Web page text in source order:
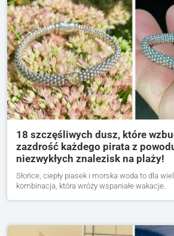
18 szczęśliwych dusz, które
zazdrość każdego pirata z
niezwykłych znalezisk na plaży!
Słońce, ciepły piasek i morska woda to dla
kombinacja, która wróży wspaniałe wakacje.